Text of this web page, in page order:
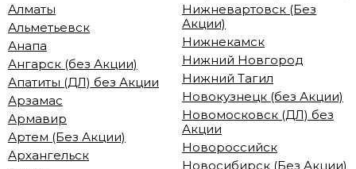
Алматы
Альметьевск
Анапа
Ангарск (без Акции)
Апатиты (ДЛ) без Акции
Арзамас
Армавир
Артем (Без Акции)
Архангельск
Нижневартовск (Без
Акции)
Нижнекамск
Нижний Новгород
Нижний Тагил
Новокузнецк (без Акции)
Новомосковск (ДЛ) без
Акции
Новороссийск
Новосибирск (Без Акции)